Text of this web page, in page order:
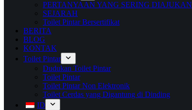
PERTANYAAN YANG SERING DIAJUKAN
SEJARAH
Toilet Pintar Bersertifikat
BERITA
BLOG
KONTAK
Toilet Pintar
Dudukan Toilet Pintar
Toilet Pintar
Toilet Pintar Non Elektronik
Toilet Cerdas yang Digantung di Dinding
ID